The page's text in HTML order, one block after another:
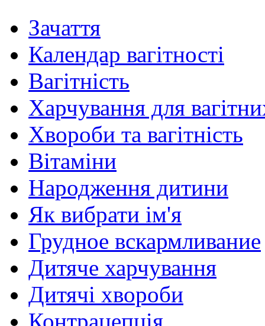
Зачаття
Календар вагітності
Вагітність
Харчування для
Хвороби та вагітність
Вітаміни
Народження дитини
Як вибрати ім'я
Грудное вскармливание
Дитяче харчування
Дитячі хвороби